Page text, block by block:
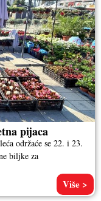
pijaca
održaće se 22. i 23.
biljke za
Više >